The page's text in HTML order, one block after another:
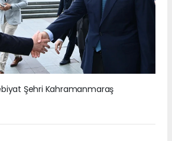
Şehri Kahramanmaraş